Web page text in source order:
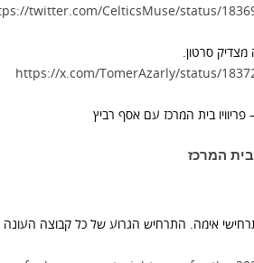
twitter.com/CelticsMuse/status/
מצדיק סרטון.
https://x.com/TomerAzarly/status/
בית המרכז עם אסף רביץ
בית המרכז
אימה. התרחיש הגרוע של כל קבוצה העונה